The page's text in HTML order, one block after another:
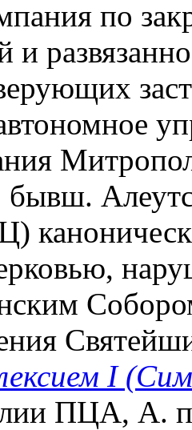
по
и
бывш.
I
ПЦА, А.